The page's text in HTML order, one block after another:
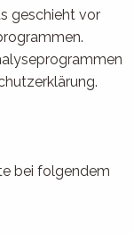
geschieht vor
bei folgendem